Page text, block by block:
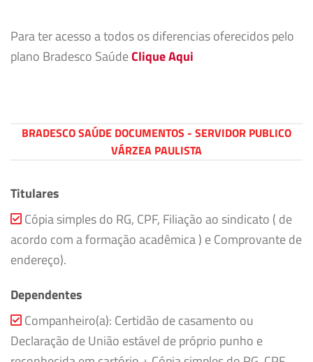
Para ter acesso a todos os diferencias oferecidos pelo
plano Bradesco SaúdeClique Aqui
BRADESCO SAÚDE DOCUMENTOS - SERVIDOR PUBLICO
VÁRZEA PAULISTA
Titulares
Cópia simples do RG, CPF, Filiação ao sindicato ( de
acordo com a formação acadêmica ) e Comprovante de
endereço).
Dependentes
Companheiro(a): Certidão de casamento ou
Declaração de União estável de próprio punho e